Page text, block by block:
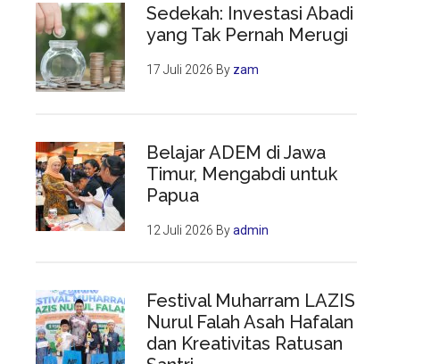
Sedekah: Investasi Abadi
yang Tak Pernah Merugi
17 Juli 2026 By zam
Belajar ADEM di Jawa
Timur, Mengabdi untuk
Papua
12 Juli 2026 Byadmin
Festival Muharram LAZIS
Nurul Falah Asah Hafalan
dan Kreativitas Ratusan